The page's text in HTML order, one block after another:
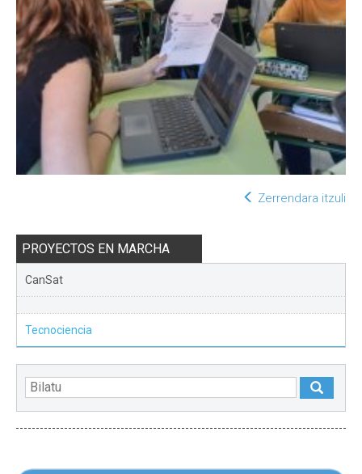
Zerrendara itzuli
PROYECTOS EN MARCHA
CanSat
Tecnociencia